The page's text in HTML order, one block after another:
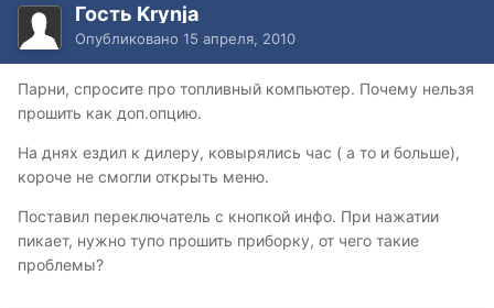
Гость Krynja
Опубликовано 15 апреля, 2010
Парни, спросите про топливный компьютер. Почему нельзя
прошить как доп.опцию.
На днях ездил к дилеру, ковырялись час ( а то и больше),
короче не смогли открыть меню.
Поставил переключатель с кнопкой инфо. При нажатии
пикает, нужно тупо прошить приборку, от чего такие
проблемы?